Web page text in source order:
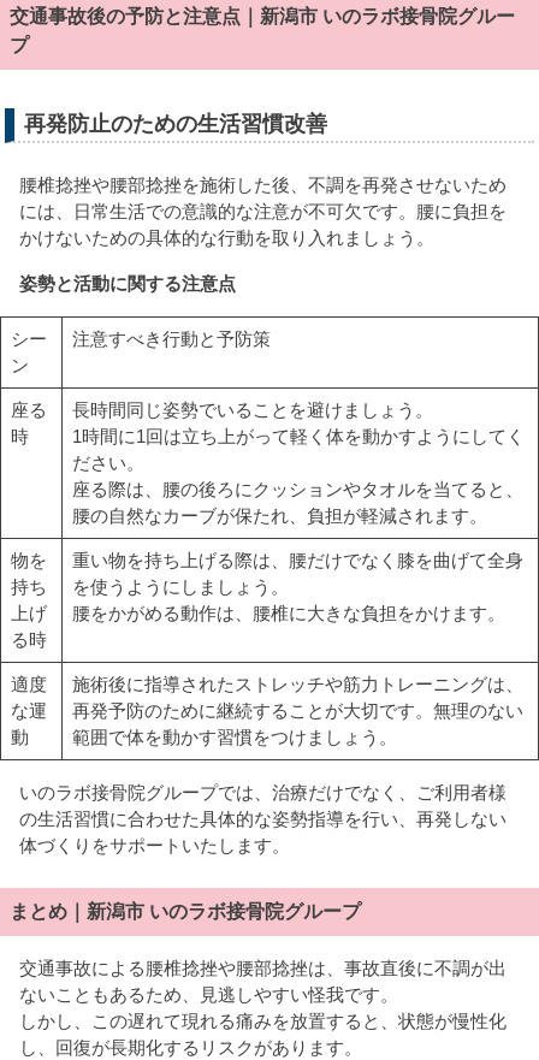
交通事故後の予防と注意点｜新潟市 いのラボ接骨院グルー
プ
再発防止のための生活習慣改善
腰椎捻挫や腰部捻挫を施術した後、不調を再発させないため
には、日常生活での意識的な注意が不可欠です。腰に負担を
かけないための具体的な行動を取り入れましょう。
姿勢と活動に関する注意点
シー
ン
注意すべき行動と予防策
座る
時
長時間同じ姿勢でいることを避けましょう。
1時間に1回は立ち上がって軽く体を動かすようにしてく
ださい。
座る際は、腰の後ろにクッションやタオルを当てると、
腰の自然なカーブが保たれ、負担が軽減されます。
物を
持ち
上げ
る時
重い物を持ち上げる際は、腰だけでなく膝を曲げて全身
を使うようにしましょう。
腰をかがめる動作は、腰椎に大きな負担をかけます。
適度
な運
動
施術後に指導されたストレッチや筋力トレーニングは、
再発予防のために継続することが大切です。無理のない
範囲で体を動かす習慣をつけましょう。
いのラボ接骨院グループでは、治療だけでなく、ご利用者様
の生活習慣に合わせた具体的な姿勢指導を行い、再発しない
体づくりをサポートいたします。
まとめ｜新潟市 いのラボ接骨院グループ
交通事故による腰椎捻挫や腰部捻挫は、事故直後に不調が出
ないこともあるため、見逃しやすい怪我です。
しかし、この遅れて現れる痛みを放置すると、状態が慢性化
し、回復が長期化するリスクがあります。